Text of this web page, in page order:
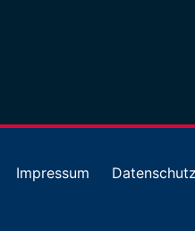
Impressum Datenschutz